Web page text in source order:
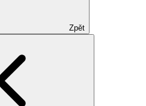
Zpět